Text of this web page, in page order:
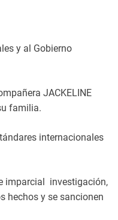
y al Gobierno
JACKELINE
familia.
internacionales
imparcial investigación,
hechos y se sancionen